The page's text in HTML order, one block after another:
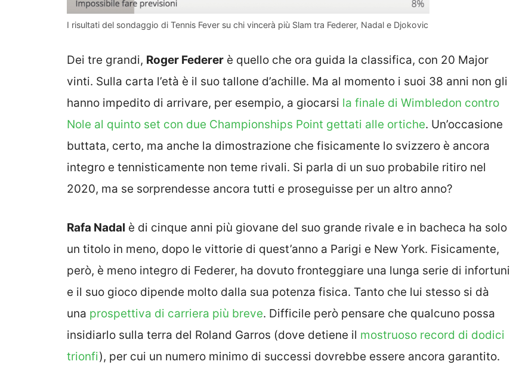
I risultati del sondaggio di Tennis Fever su chi vincerà più Slam tra Federer, Nadal e Djokovic
Dei tre grandi, Roger Federer è quello che ora guida la classifica, con 20 Major
vinti. Sulla carta l’età è il suo tallone d’achille. Ma al momento i suoi 38 anni non gli
hanno impedito di arrivare, per esempio, a giocarsi la finale di Wimbledon contro
Nole al quinto set con due Championships Point gettati alle ortiche. Un’occasione
buttata, certo, ma anche la dimostrazione che fisicamente lo svizzero è ancora
integro e tennisticamente non teme rivali. Si parla di un suo probabile ritiro nel
2020, ma se sorprendesse ancora tutti e proseguisse per un altro anno?
Rafa Nadal è di cinque anni più giovane del suo grande rivale e in bacheca ha solo
un titolo in meno, dopo le vittorie di quest’anno a Parigi e New York. Fisicamente,
però, è meno integro di Federer, ha dovuto fronteggiare una lunga serie di infortuni
e il suo gioco dipende molto dalla sua potenza fisica. Tanto che lui stesso si dà
una prospettiva di carriera più breve. Difficile però pensare che qualcuno possa
insidiarlo sulla terra del Roland Garros (dove detiene il mostruoso record di dodici
trionfi), per cui un numero minimo di successi dovrebbe essere ancora garantito.